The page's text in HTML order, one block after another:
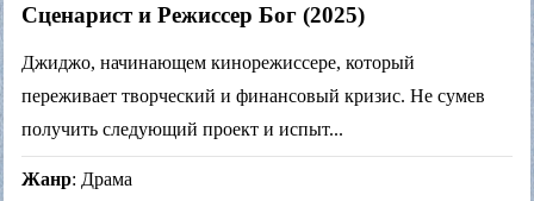
Сценарист и Режиссер Бог (2025)
Джиджо, начинающем кинорежиссере, который
переживает творческий и финансовый кризис. Не сумев
получить следующий проект и испыт...
Жанр: Драма